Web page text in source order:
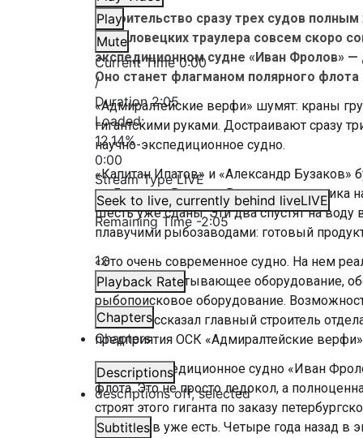
Play
Mute
Current Time0:00
/
Duration2:05
Loaded:
12.14%
0:00
Stream TypeLIVE
Seek to live, currently behind liveLIVE
Remaining Time-2:05
1x
Playback Rate
Chapters
Chapters
Descriptions
descriptions off, selected
Subtitles
Строительство сразу трех судов
рыболовецких траулера совсем скоро
экспедиционном судне «Иван Фролов»
Оно станет флагманом полярного
«Адмиралтейские верфи» шумят: краны
гигантскими руками. Достраивают сразу
научно-экспедиционное судно.
«Капитан Ипатов» и «Александр
на Дальнем Востоке. Всего для заказчика
Шесть уже сданы. Эти два спустят на воду
плавучими рыбозаводами: готовый
«Это очень современное судно. На нем
рыбоперерабатывающее оборудование,
рыбопоисковое оборудование.
год», — рассказал главный строитель
предприятия ОСК «Адмиралтейские
Научно-экспедиционное судно «Иван
флота. Это не просто ледокол, а
строят этого гиганта по заказу
корабелов уже есть. Четыре года назад